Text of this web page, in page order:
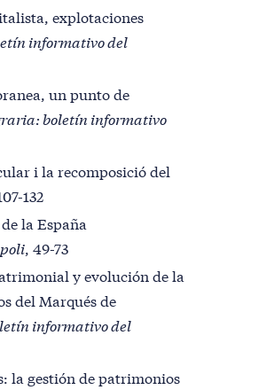
explotaciones
informativo del
un punto de
boletín informativo
i la recomposició del
132
la España
, 49-73
y evolución de la
del Marqués de
informativo del
la gestión de patrimonios